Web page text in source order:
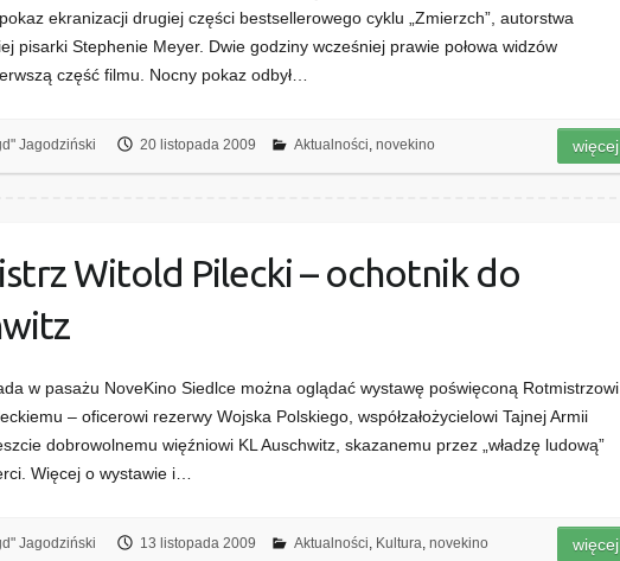
ekranizacji drugiej części bestsellerowego cyklu „Zmierzch”, autorstwa
pisarki Stephenie Meyer. Dwie godziny wcześniej prawie połowa widzów
część filmu. Nocny pokaz odbył…
Jagodziński 20 listopada 2009 Aktualności novekino więcej
Witold Pilecki – ochotnik do
w pasażu NoveKino Siedlce można oglądać wystawę poświęconą Rotmistrzowi
– oficerowi rezerwy Wojska Polskiego, współzałożycielowi Tajnej Armii
dobrowolnemu więźniowi KL Auschwitz, skazanemu przez „władzę ludową”
Więcej o wystawie i…
Jagodziński 13 listopada 2009 Aktualności Kultura novekino więcej